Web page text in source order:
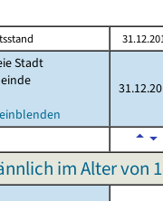
Stadt
im Alter von